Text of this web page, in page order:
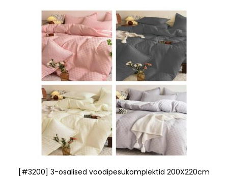
[#3200] 3-osalised voodipesukomplektid 200X220cm